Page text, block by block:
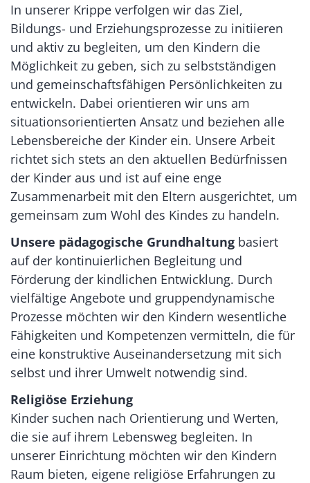
In unserer Krippe verfolgen wir das Ziel,
Bildungs- und Erziehungsprozesse zu initiieren
und aktiv zu begleiten, um den Kindern die
Möglichkeit zu geben, sich zu selbstständigen
und gemeinschaftsfähigen Persönlichkeiten zu
entwickeln. Dabei orientieren wir uns am
situationsorientierten Ansatz und beziehen alle
Lebensbereiche der Kinder ein. Unsere Arbeit
richtet sich stets an den aktuellen Bedürfnissen
der Kinder aus und ist auf eine enge
Zusammenarbeit mit den Eltern ausgerichtet, um
gemeinsam zum Wohl des Kindes zu handeln.
Unsere pädagogische Grundhaltung basiert
auf der kontinuierlichen Begleitung und
Förderung der kindlichen Entwicklung. Durch
vielfältige Angebote und gruppendynamische
Prozesse möchten wir den Kindern wesentliche
Fähigkeiten und Kompetenzen vermitteln, die für
eine konstruktive Auseinandersetzung mit sich
selbst und ihrer Umwelt notwendig sind.
Religiöse Erziehung
Kinder suchen nach Orientierung und Werten,
die sie auf ihrem Lebensweg begleiten. In
unserer Einrichtung möchten wir den Kindern
Raum bieten, eigene religiöse Erfahrungen zu